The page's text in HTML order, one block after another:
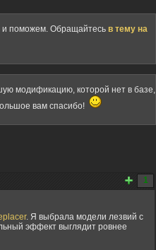
и поможем. Обращайтесь в тему на
модификацию, которой нет в базе,
вам спасибо!
1
. Я выбрала модели лезвий с
эффект выглядит ровнее